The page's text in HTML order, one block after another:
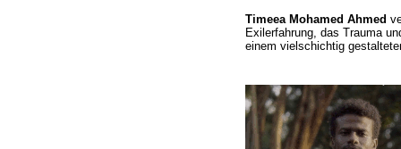
Timeea Mohamed Ahmed
Exilerfahrung, das Trauma
einem vielschichtig